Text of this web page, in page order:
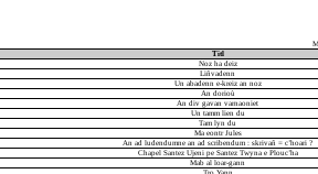
Titl
Noz ha deiz
Liñvadenn
Un abadenn e-kreiz an noz
An dorioù
An div gavan varnaoniet
Un tamm lien du
Tam lyn du
Ma eontr Jules
An ad ludendumne an ad scribendum : skrivañ = c’hoari ?
Chapel Santez Ujeni pe Santez Twyna e Plouc’ha
Mab al loar-gann